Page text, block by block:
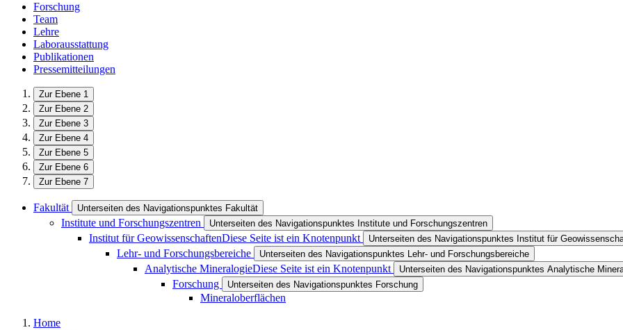
Forschung
Team
Lehre
Laborausstattung
Publikationen
Pressemitteilungen
Zur Ebene 1
Zur Ebene 2
Zur Ebene 3
Zur Ebene 4
Zur Ebene 5
Zur Ebene 6
Zur Ebene 7
Fakultät Unterseiten des Navigationspunktes Fakultät
Institute und Forschungszentren Unterseiten des Navigationspunktes Institute und Forschungszentren
Institut für GeowissenschaftenDiese Seite ist ein Knotenpunkt Unterseiten des Navigationspunktes Institut für
Lehr- und Forschungsbereiche Unterseiten des Navigationspunktes Lehr- und Forschungsbereiche
Analytische MineralogieDiese Seite ist ein Knotenpunkt Unterseiten des Navigationspunktes Analytische
Forschung Unterseiten des Navigationspunktes Forschung
Mineraloberflächen
Home